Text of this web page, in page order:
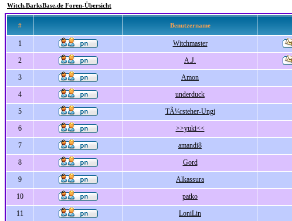
Witch.BarksBase.de Foren-Übersicht
# Benutzername
1 Witchmaster
2 A.J.
3 Amon
4 underduck
5 TÃ¼rsteher-Ungi
6 >>yuki<<
7 amandi8
8 Gord
9 Alkassura
10 patko
11 LoniLin